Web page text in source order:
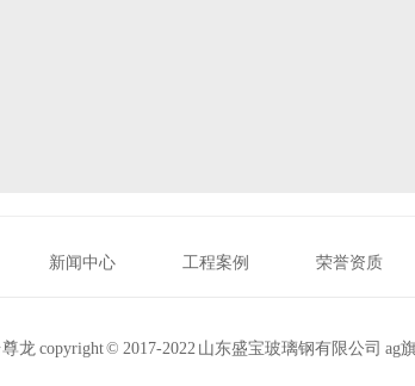
新闻中心 工程案例 荣誉资质
龙 copyright © 2017-2022 山东盛宝玻璃钢有限公司 ag